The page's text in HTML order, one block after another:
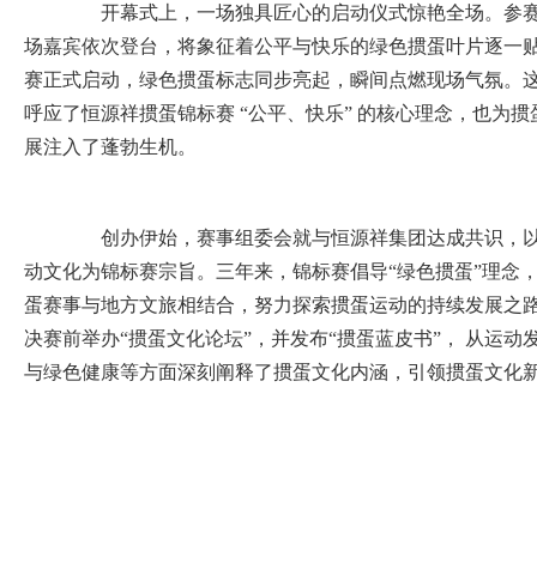
开幕式上，一场独具匠心的启动仪式惊艳全场。参
场嘉宾依次登台，将象征着公平与快乐的绿色掼蛋叶片逐一
赛正式启动，绿色掼蛋标志同步亮起，瞬间点燃现场气氛。
呼应了恒源祥掼蛋锦标赛 “公平、快乐” 的核心理念，也为
展注入了蓬勃生机。
创办伊始，赛事组委会就与恒源祥集团达成共识，
动文化为锦标赛宗旨。三年来，锦标赛倡导“绿色掼蛋”理念
蛋赛事与地方文旅相结合，努力探索掼蛋运动的持续发展之
决赛前举办“掼蛋文化论坛”，并发布“掼蛋蓝皮书”， 从运动
与绿色健康等方面深刻阐释了掼蛋文化内涵，引领掼蛋文化